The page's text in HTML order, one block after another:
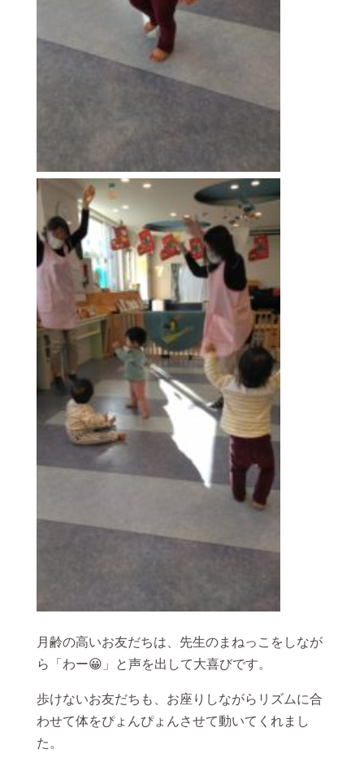
月齢の高いお友だちは、先生のまねっこをしなが
ら「わー😀」と声を出して大喜びです。
歩けないお友だちも、お座りしながらリズムに合
わせて体をぴょんぴょんさせて動いてくれまし
た。